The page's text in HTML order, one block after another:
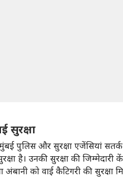
सुरक्षा
पुलिस और सुरक्षा एजेंसियां
है। उनकी सुरक्षा की जिम्मेदारी
को वाई कैटिगरी की